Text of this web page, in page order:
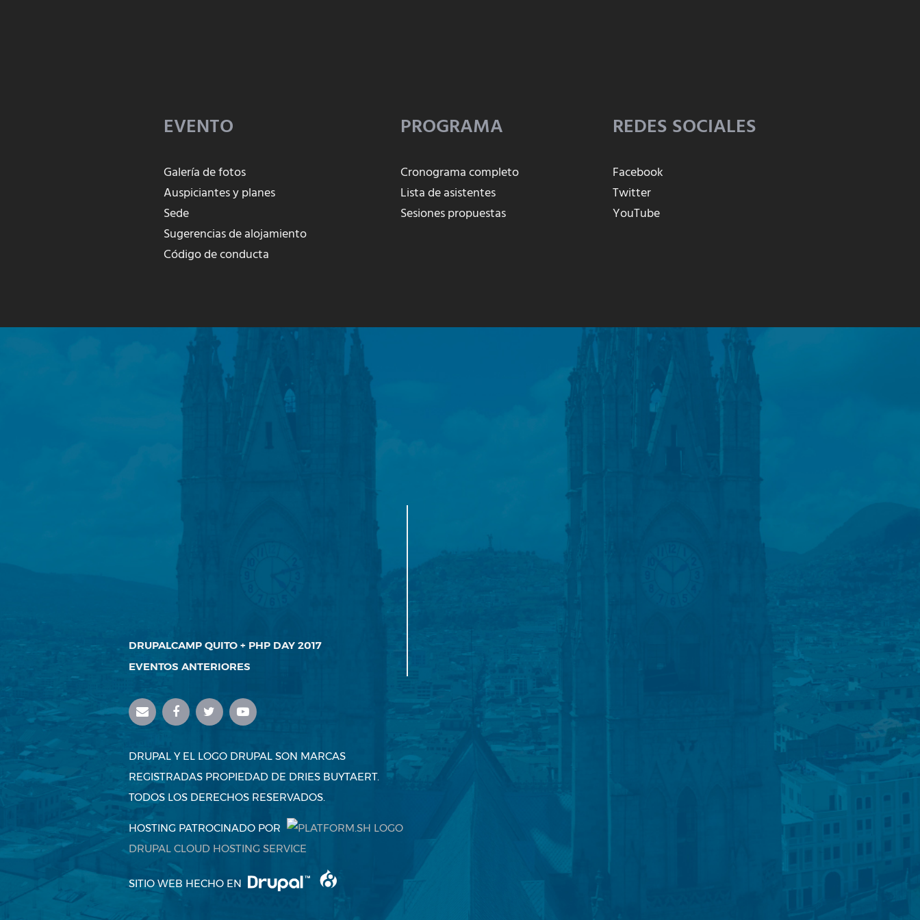
EVENTO
Galería de fotos
Auspiciantes y planes
Sede
Sugerencias de alojamiento
Código de conducta
PROGRAMA
Cronograma completo
Lista de asistentes
Sesiones propuestas
REDES SOCIALES
Facebook
Twitter
YouTube
DRUPALCAMP QUITO + PHP DAY 2017
EVENTOS ANTERIORES
DRUPAL Y EL LOGO DRUPAL SON MARCAS
REGISTRADAS PROPIEDAD DE DRIES BUYTAERT.
TODOS LOS DERECHOS RESERVADOS.
HOSTING PATROCINADO POR
DRUPAL CLOUD HOSTING SERVICE
SITIO WEB HECHO EN